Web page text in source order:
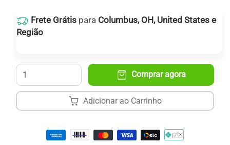
Frete Grátis para Columbus, OH, United States e
Região
Quantidade
Comprar agora
Adicionar ao Carrinho